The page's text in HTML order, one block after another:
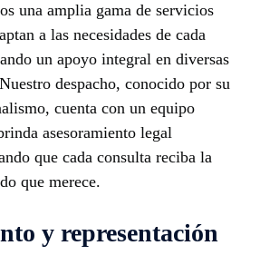
una amplia gama de servicios
a las necesidades de cada
un apoyo integral en diversas
despacho, conocido por su
cuenta con un equipo
asesoramiento legal
que cada consulta reciba la
que merece.
y representación